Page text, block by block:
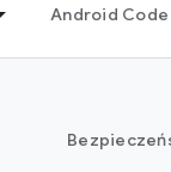
Android Code